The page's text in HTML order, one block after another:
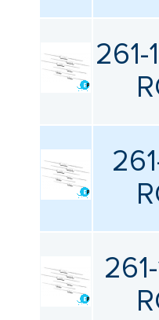
Упаковка
Все
261-
261-